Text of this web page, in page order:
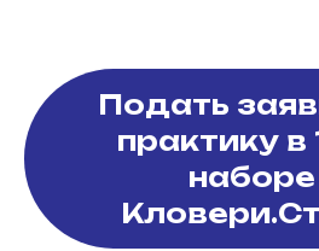
Подать
практику в
наборе